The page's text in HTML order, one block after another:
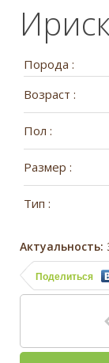
Порода :
Возраст :
Пол :
Размер :
Тип :
Актуальность:
Поделиться